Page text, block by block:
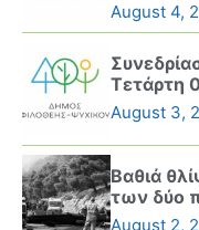
August 4,
Τετάρτη
August 3,
Βαθιά
των δύο
August 2,